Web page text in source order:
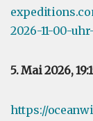
2026-11-00-
5. Mai 2026,
https://